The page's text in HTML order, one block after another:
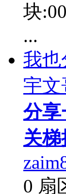
块
...
我也
宇文
分享
关梯
0 扇